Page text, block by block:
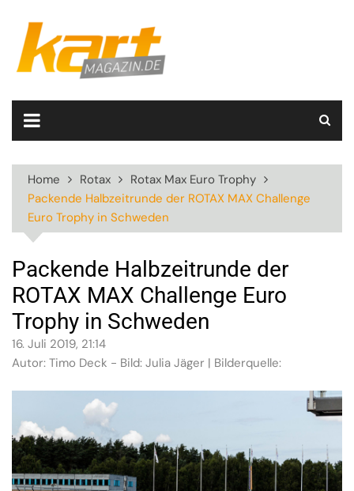
content
Home Rotax
Rotax Max Euro Trophy
Packende Halbzeitrunde der ROTAX MAX Challenge
Euro Trophy in Schweden
Packende Halbzeitrunde der
ROTAX MAX Challenge Euro
Trophy in Schweden
16. Juli 2019, 21:14
Autor: Timo Deck - Bild: Julia Jäger | Bilderquelle: